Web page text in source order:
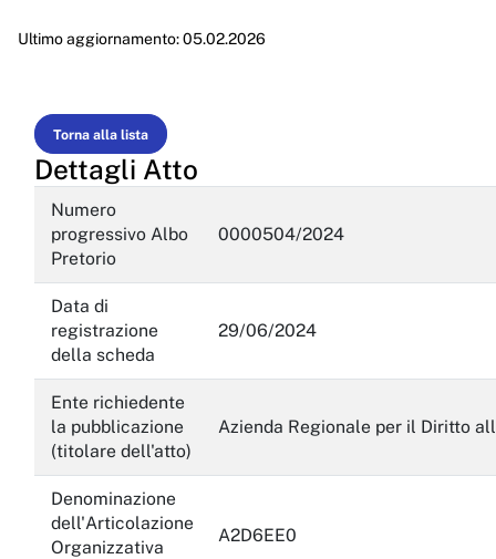
Provvedimenti organi indirizzo politico
Controlli sulle imprese
Bandi di gara e contratti
Sovvenzioni, contributi, sussidi, vantaggi economici
Bilanci
Beni immobili e gestione patrimonio
Controlli e rilievi sull'amministrazione
Servizi erogati
Pagamenti dell'amministrazione
Opere pubbliche
Pianificazione e governo del territorio
Ultimo aggiornamento: 05.02.2026
Torna alla lista
Dettagli Atto
Numero
progressivo Albo
Pretorio
0000504/2024
Data di
registrazione
della scheda
29/06/2024
Ente richiedente
la pubblicazione
(titolare dell'atto)
Azienda Regionale per il Diritto
Denominazione
dell'Articolazione
Organizzativa
A2D6EE0